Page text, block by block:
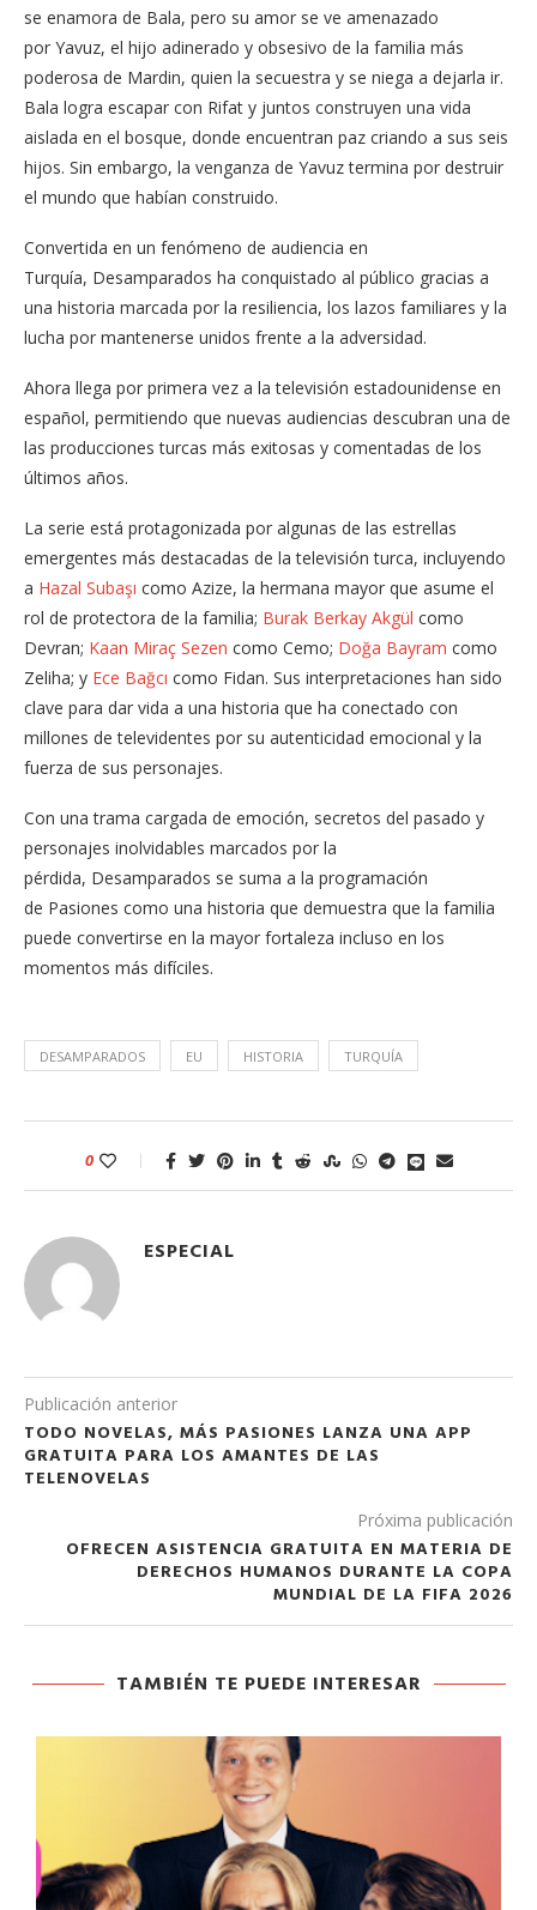
se enamora de Bala, pero su amor se ve amenazado
por Yavuz, el hijo adinerado y obsesivo de la familia más
poderosa de Mardin, quien la secuestra y se niega a dejarla ir.
Bala logra escapar con Rifat y juntos construyen una vida
aislada en el bosque, donde encuentran paz criando a sus seis
hijos. Sin embargo, la venganza de Yavuz termina por destruir
el mundo que habían construido.
Convertida en un fenómeno de audiencia en
Turquía, Desamparados ha conquistado al público gracias a
una historia marcada por la resiliencia, los lazos familiares y la
lucha por mantenerse unidos frente a la adversidad.
Ahora llega por primera vez a la televisión estadounidense en
español, permitiendo que nuevas audiencias descubran una de
las producciones turcas más exitosas y comentadas de los
últimos años.
La serie está protagonizada por algunas de las estrellas
emergentes más destacadas de la televisión turca, incluyendo
a Hazal Subaşı como Azize, la hermana mayor que asume el
rol de protectora de la familia; Burak Berkay Akgül como
Devran; Kaan Miraç Sezen como Cemo; Doğa Bayram como
Zeliha; y Ece Bağcı como Fidan. Sus interpretaciones han sido
clave para dar vida a una historia que ha conectado con
millones de televidentes por su autenticidad emocional y la
fuerza de sus personajes.
Con una trama cargada de emoción, secretos del pasado y
personajes inolvidables marcados por la
pérdida, Desamparados se suma a la programación
de Pasiones como una historia que demuestra que la familia
puede convertirse en la mayor fortaleza incluso en los
momentos más difíciles.
DESAMPARADOS EU HISTORIA TURQUÍA
0
ESPECIAL
Publicación anterior
TODO NOVELAS, MÁS PASIONES LANZA UNA APP
GRATUITA PARA LOS AMANTES DE LAS
TELENOVELAS
Próxima publicación
OFRECEN ASISTENCIA GRATUITA EN MATERIA DE
DERECHOS HUMANOS DURANTE LA COPA
MUNDIAL DE LA FIFA 2026
TAMBIÉN TE PUEDE INTERESAR